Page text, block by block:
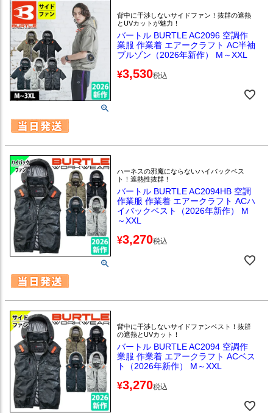
背中に干渉しないサイドファン！抜群の遮熱
とUVカットが魅力！
バートル BURTLE AC2096 空調作
業服 作業着 エアークラフト AC半袖
ブルゾン（2026年新作） M～XXL
¥3,530税込
ハーネスの邪魔にならないハイバックベス
ト！遮熱性抜群！
バートル BURTLE AC2094HB 空調
作業服 作業着 エアークラフト ACハ
イバックベスト（2026年新作） M
～XXL
¥3,270税込
背中に干渉しないサイドファンベスト！抜群
の遮熱とUVカット！
バートル BURTLE AC2094 空調作
業服 作業着 エアークラフト ACベス
ト（2026年新作） M～XXL
¥3,270税込